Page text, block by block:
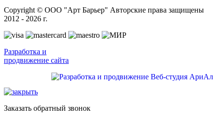
Copyright © ООО "Арт Барьер" Авторские права защищены
2012 - 2026 г.
Разработка и
продвижение сайта
Заказать обратный звонок